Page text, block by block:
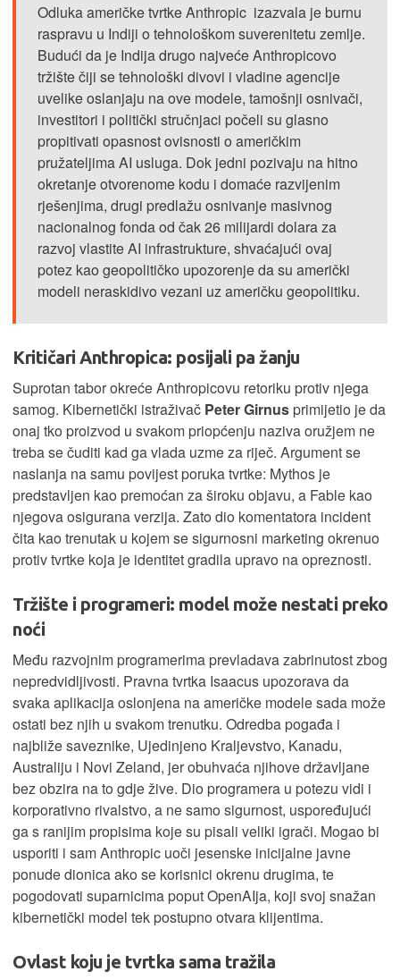
Odluka američke tvrtke Anthropic izazvala je burnu
raspravu u Indiji o tehnološkom suverenitetu zemlje.
Budući da je Indija drugo najveće Anthropicovo
tržište čiji se tehnološki divovi i vladine agencije
uvelike oslanjaju na ove modele, tamošnji osnivači,
investitori i politički stručnjaci počeli su glasno
propitivati opasnost ovisnosti o američkim
pružateljima AI usluga. Dok jedni pozivaju na hitno
okretanje otvorenome kodu i domaće razvijenim
rješenjima, drugi predlažu osnivanje masivnog
nacionalnog fonda od čak 26 milijardi dolara za
razvoj vlastite AI infrastrukture, shvaćajući ovaj
potez kao geopolitičko upozorenje da su američki
modeli neraskidivo vezani uz američku geopolitiku.
Kritičari Anthropica: posijali pa žanju
Suprotan tabor okreće Anthropicovu retoriku protiv njega
samog. Kibernetički istraživač Peter Girnus primijetio je da
onaj tko proizvod u svakom priopćenju naziva oružjem ne
treba se čuditi kad ga vlada uzme za riječ. Argument se
naslanja na samu povijest poruka tvrtke: Mythos je
predstavljen kao premoćan za široku objavu, a Fable kao
njegova osigurana verzija. Zato dio komentatora incident
čita kao trenutak u kojem se sigurnosni marketing okrenuo
protiv tvrtke koja je identitet gradila upravo na opreznosti.
Tržište i programeri: model može nestati preko
noći
Među razvojnim programerima prevladava zabrinutost zbog
nepredvidljivosti. Pravna tvrtka Isaacus upozorava da
svaka aplikacija oslonjena na američke modele sada može
ostati bez njih u svakom trenutku. Odredba pogađa i
najbliže saveznike, Ujedinjeno Kraljevstvo, Kanadu,
Australiju i Novi Zeland, jer obuhvaća njihove državljane
bez obzira na to gdje žive. Dio programera u potezu vidi i
korporativno rivalstvo, a ne samo sigurnost, uspoređujući
ga s ranijim propisima koje su pisali veliki igrači. Mogao bi
usporiti i sam Anthropic uoči jesenske inicijalne javne
ponude dionica ako se korisnici okrenu drugima, te
pogodovati suparnicima poput OpenAIja, koji svoj snažan
kibernetički model tek postupno otvara klijentima.
Ovlast koju je tvrtka sama tražila